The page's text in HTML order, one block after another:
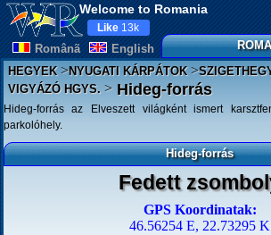
Welcome to Romania
Românã English
Like 13k
HEGYEK>NYUGATI KÁRPÁTOK>
VIGYÁZÓ HGYS. >Hideg-forrás
Hideg-forrás az Elveszett világként ismert
parkolóhely.
Hideg-forrás
Fedett
GPS Koordinatak:
46.56254 E, 22.73295 K